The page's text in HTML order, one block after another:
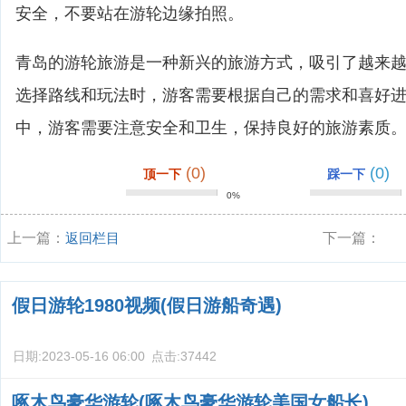
安全，不要站在游轮边缘拍照。
青岛的游轮旅游是一种新兴的旅游方式，吸引了越来
选择路线和玩法时，游客需要根据自己的需求和喜好
中，游客需要注意安全和卫生，保持良好的旅游素质。
顶一下 (0)
0%
踩一下 (0)
上一篇： 返回栏目 下一篇：
假日游轮1980视频(假日游船奇遇)
日期:2023-05-16 06:00 点击:37442